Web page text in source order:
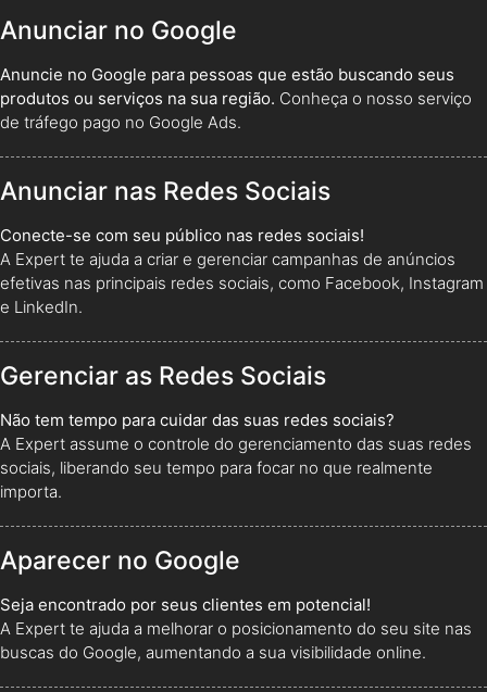
Anunciar no Google
Anuncie no Google para pessoas que estão buscando seus
produtos ou serviços na sua região. Conheça o nosso serviço
de tráfego pago no Google Ads.
Anunciar nas Redes Sociais
Conecte-se com seu público nas redes sociais!
A Expert te ajuda a criar e gerenciar campanhas de anúncios
efetivas nas principais redes sociais, como Facebook, Instagram
e LinkedIn.
Gerenciar as Redes Sociais
Não tem tempo para cuidar das suas redes sociais?
A Expert assume o controle do gerenciamento das suas redes
sociais, liberando seu tempo para focar no que realmente
importa.
Aparecer no Google
Seja encontrado por seus clientes em potencial!
A Expert te ajuda a melhorar o posicionamento do seu site nas
buscas do Google, aumentando a sua visibilidade online.